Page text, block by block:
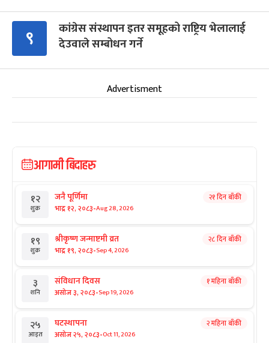
९
कांग्रेस संस्थापन इतर समूहको राष्ट्रिय भेलालाई
देउवाले सम्बोधन गर्ने
Advertisment
आगामी बिदाहरु
१२
शुक्र
जनै पूर्णिमा
भाद्र १२, २०८३-Aug 28, 2026
२१ दिन बाँकी
१९
शुक्र
श्रीकृष्ण जन्माष्टमी व्रत
भाद्र १९, २०८३-Sep 4, 2026
२८ दिन बाँकी
३
शनि
संविधान दिवस
असोज ३, २०८३-Sep 19, 2026
१ महिना बाँकी
२५
आइत
घटस्थापना
असोज २५, २०८३-Oct 11, 2026
२ महिना बाँकी